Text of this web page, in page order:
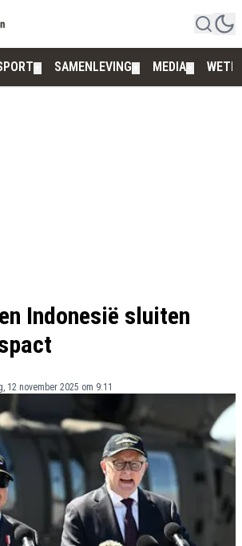
SAMENLEVING MEDIA
Indonesië sluiten
12 november 2025 om 9:11